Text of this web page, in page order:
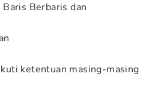
Berbaris dan
ketentuan masing-masing